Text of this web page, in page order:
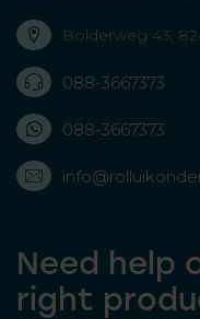
Bolderweg 43,
088-3667373
088-3667373
Need help
right